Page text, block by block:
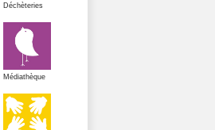
Déchèteries
Médiathèque